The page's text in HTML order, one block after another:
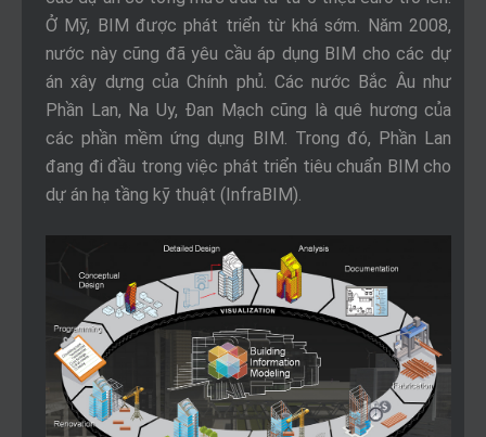
Ở Mỹ, BIM được phát triển từ khá sớm. Năm 2008,
nước này cũng đã yêu cầu áp dụng BIM cho các dự
án xây dựng của Chính phủ. Các nước Bắc Âu như
Phần Lan, Na Uy, Đan Mạch cũng là quê hương của
các phần mềm ứng dụng BIM. Trong đó, Phần Lan
đang đi đầu trong việc phát triển tiêu chuẩn BIM cho
dự án hạ tầng kỹ thuật (InfraBIM).